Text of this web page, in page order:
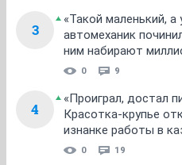
3
«Такой маленький,
автомеханик
ним набирают
0 9
4
«Проиграл, достал
Красотка-крупье
изнанке работы в
0 19